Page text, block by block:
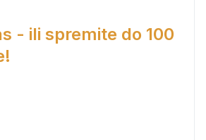
- ili spremite do 100